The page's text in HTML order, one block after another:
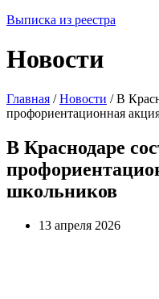
Выписка из реестра
Новости
Главная /Новости /В
профориентационная
В Краснодаре
школьников
13 апреля 2026